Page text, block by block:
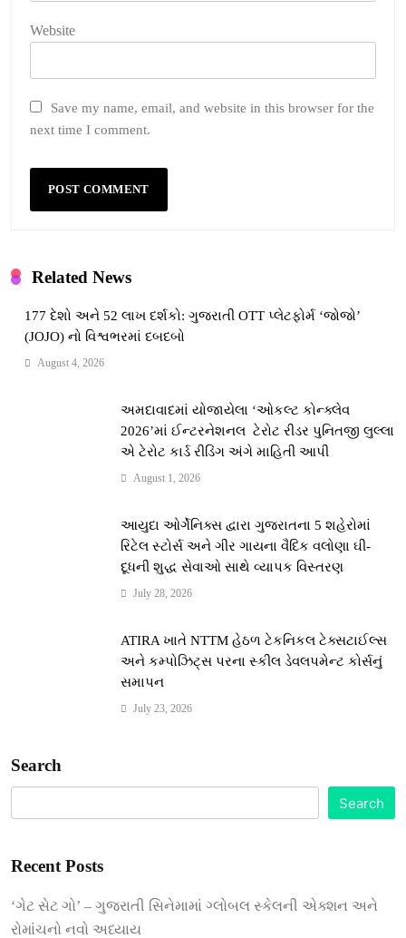
Website
Save my name, email, and website in this browser for the
next time I comment.
Related News
177 દેશો અને 52 લાખ દર્શકો: ગુજરાતી OTT પ્લેટફોર્મ ‘જોજો’
(JOJO) નો વિશ્વભરમાં દબદબો
August 4, 2026
અમદાવાદમાં યોજાયેલા ‘ઓકલ્ટ કોન્ક્લેવ
2026’માં ઈન્ટરનેશનલ ટેરોટ રીડર પુનિતજી લુલ્લા
એ ટેરોટ કાર્ડ રીડિંગ અંગે માહિતી આપી
August 1, 2026
આયુદા ઓર્ગેનિક્સ દ્વારા ગુજરાતના 5 શહેરોમાં
રિટેલ સ્ટોર્સ અને ગીર ગાયના વૈદિક વલોણા ઘી-
દૂધની શુદ્ધ સેવાઓ સાથે વ્યાપક વિસ્તરણ
July 28, 2026
ATIRA ખાતે NTTM હેઠળ ટેકનિકલ ટેક્સટાઈલ્સ
અને કમ્પોઝિટ્સ પરના સ્કીલ ડેવલપમેન્ટ કોર્સનું
સમાપન
July 23, 2026
Search
Search
Recent Posts
‘ગેટ સેટ ગો’ – ગુજરાતી સિનેમામાં ગ્લોબલ સ્કેલની એક્શન અને
રોમાંચનો નવો અધ્યાય